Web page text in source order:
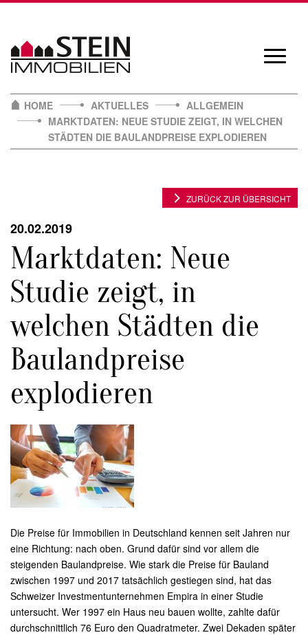
content
HOME
AKTUELLES
ALLGEMEIN
MARKTDATEN: NEUE STUDIE ZEIGT, IN WELCHEN
STÄDTEN DIE BAULANDPREISE EXPLODIEREN
20.02.2019
Marktdaten: Neue
Studie zeigt, in
welchen Städten die
Baulandpreise
explodieren
ZURÜCK ZUR ÜBERSICHT
Die Preise für Immobilien in Deutschland kennen seit Jahren nur
eine Richtung: nach oben. Grund dafür sind vor allem die
steigenden Baulandpreise. Wie stark die Preise für Bauland
zwischen 1997 und 2017 tatsächlich gestiegen sind, hat das
Schweizer Investmentunternehmen Empira in einer Studie
untersucht. Wer 1997 ein Haus neu bauen wollte, zahlte dafür
durchschnittlich 76 Euro den Quadratmeter. Zwei Dekaden später